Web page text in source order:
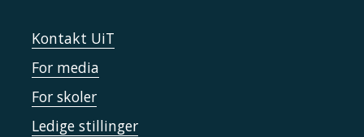
Kontakt UiT
For media
For skoler
Ledige stillinger